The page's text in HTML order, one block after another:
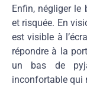
Enfin, négliger le
et risquée. En
est visible à
répondre à la
un bas de
inconfortable qui